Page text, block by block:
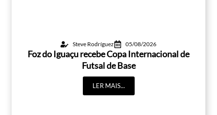
Steve Rodríguez 05/08/2026
Foz do Iguaçu recebe Copa Internacional de
Futsal de Base
LER MAIS...